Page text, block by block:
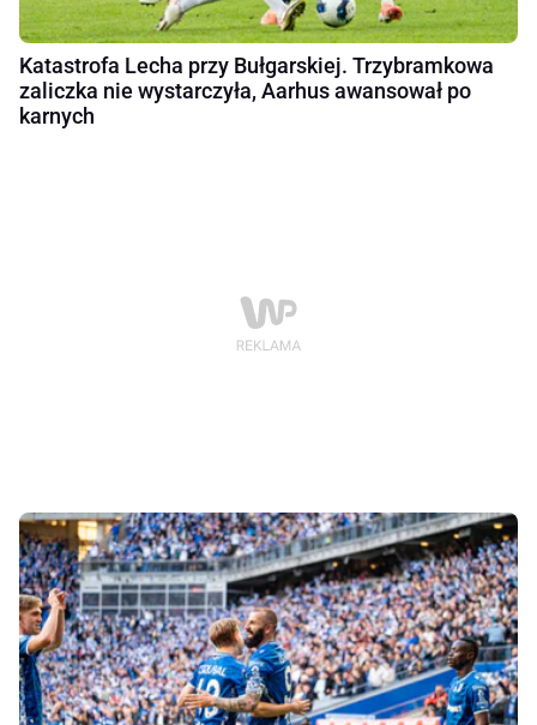
Katastrofa Lecha przy Bułgarskiej. Trzybramkowa
zaliczka nie wystarczyła, Aarhus awansował po
karnych